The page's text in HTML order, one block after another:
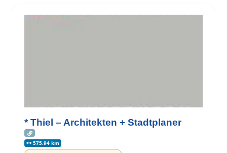
* Thiel – Architekten + Stadtplaner
575.94 km